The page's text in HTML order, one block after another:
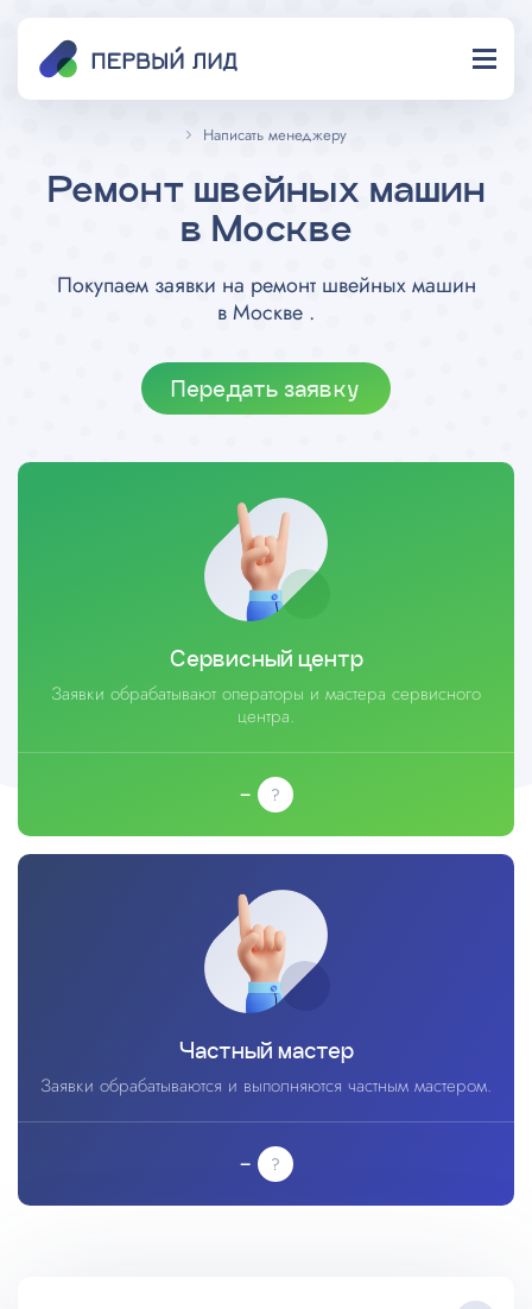
Написать менеджеру
Ремонт швейных машин
в Москве
Покупаем заявки на ремонт швейных машин
в Москве .
Передать заявку
Сервисный центр
Заявки обрабатывают операторы и мастера сервисного
центра.
–
Частный мастер
Заявки обрабатываются и выполняются частным мастером.
–